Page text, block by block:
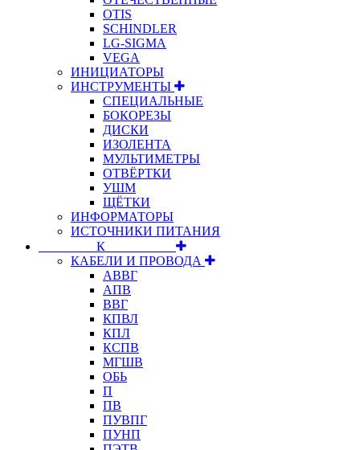
OTIS
SCHINDLER
LG-SIGMA
VEGA
ИНИЦИАТОРЫ
ИНСТРУМЕНТЫ
СПЕЦИАЛЬНЫЕ
БОКОРЕЗЫ
ДИСКИ
ИЗОЛЕНТА
МУЛЬТИМЕТРЫ
ОТВЁРТКИ
УШМ
ЩЁТКИ
ИНФОРМАТОРЫ
ИСТОЧНИКИ ПИТАНИЯ
⠀⠀⠀⠀⠀⠀К⠀⠀⠀⠀⠀⠀⠀
КАБЕЛИ И ПРОВОДА
АВВГ
АПВ
ВВГ
КПВЛ
КПЛ
КСПВ
МГШВ
ОБЬ
П
ПВ
ПУВПГ
ПУНП